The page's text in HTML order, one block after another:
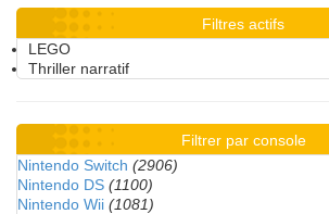
Filtres actifs
LEGO
Thriller narratif
Filtrer par console
Nintendo Switch (2906)
Nintendo DS (1100)
Nintendo Wii (1081)